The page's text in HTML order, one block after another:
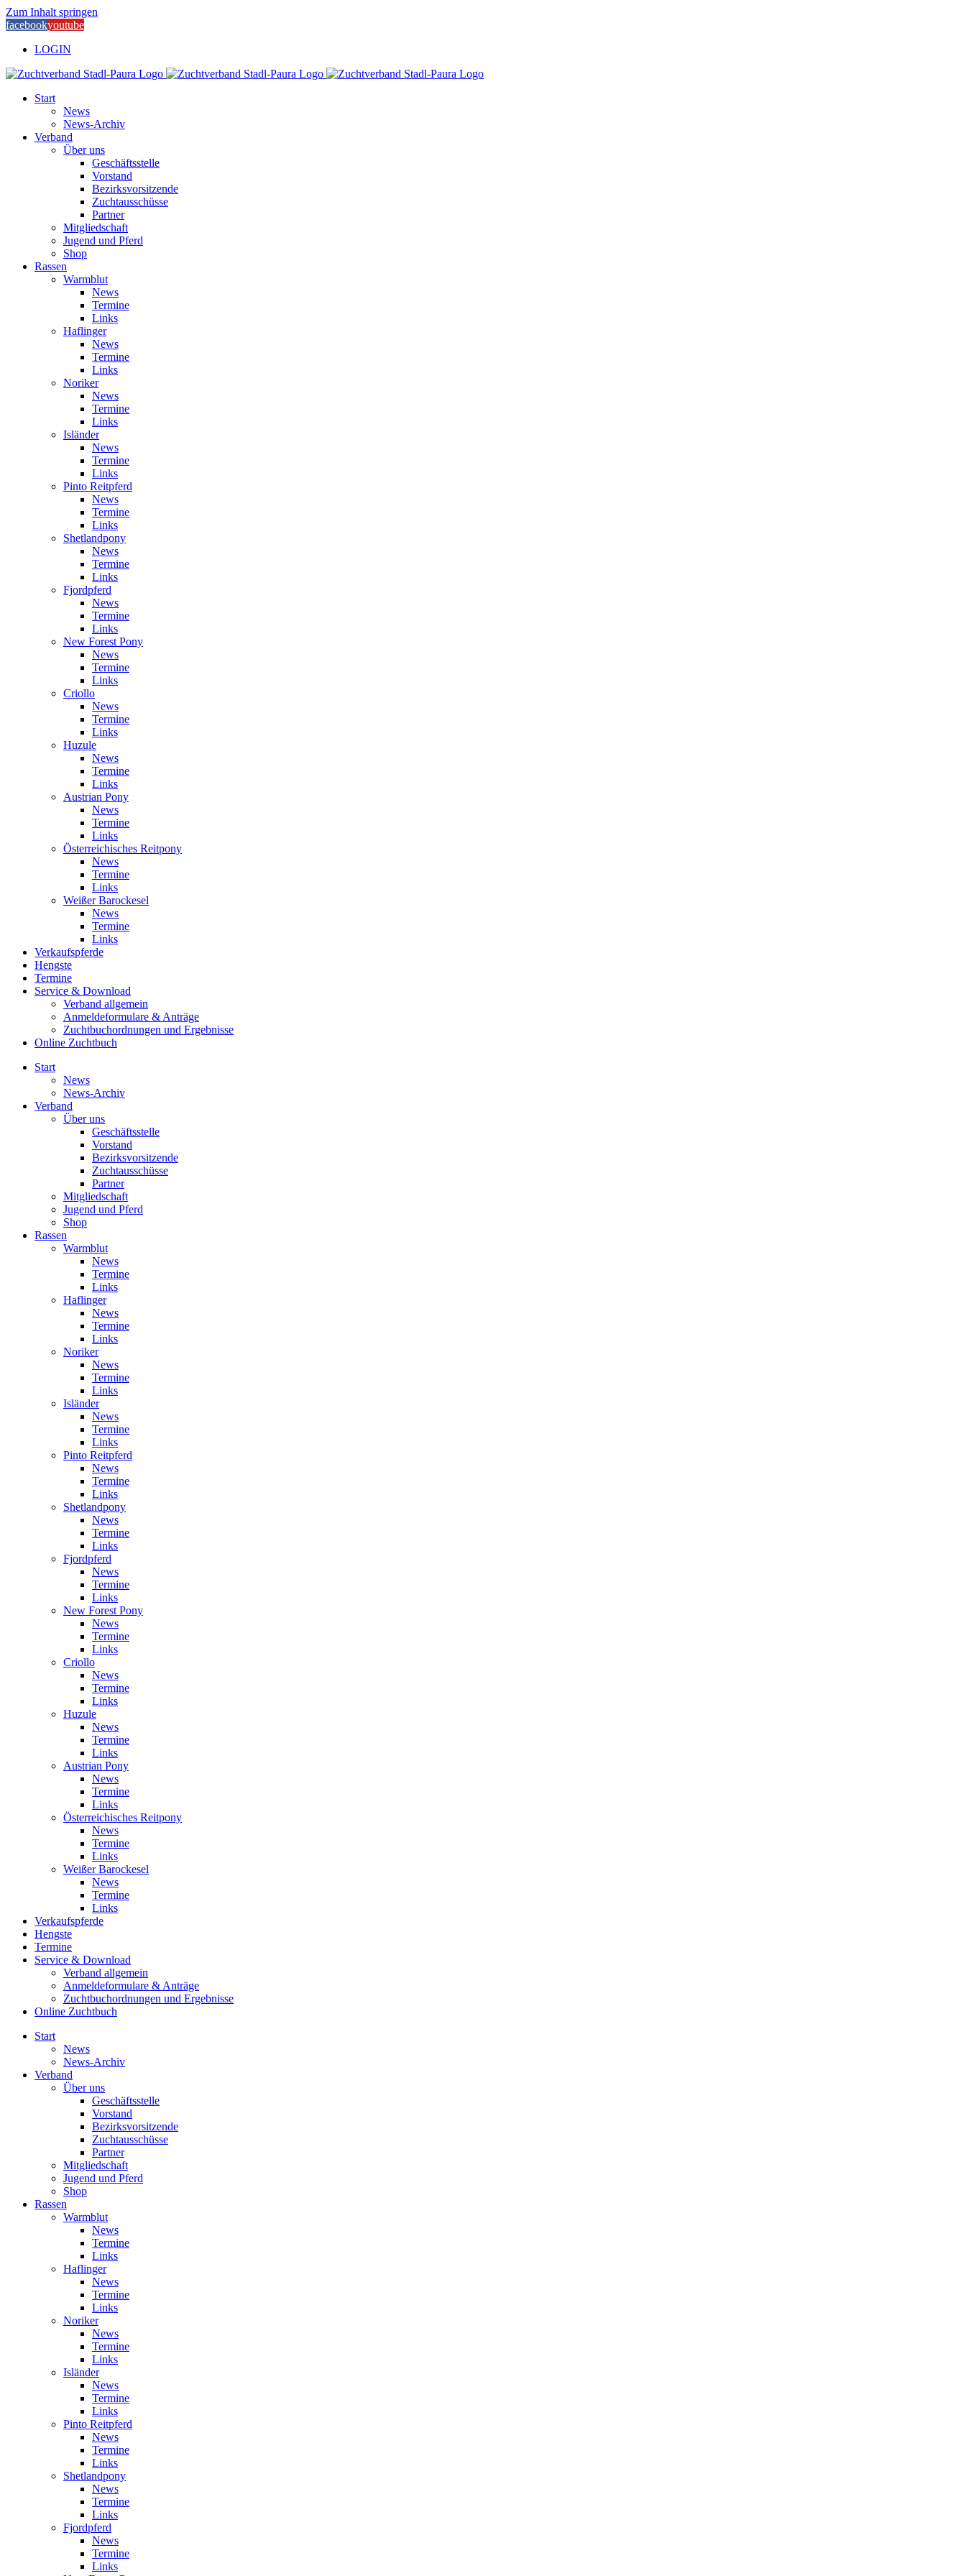
Zum Inhalt springen
facebookyoutube
LOGIN
Start
News
News-Archiv
Verband
Über uns
Geschäftsstelle
Vorstand
Bezirksvorsitzende
Zuchtausschüsse
Partner
Mitgliedschaft
Jugend und Pferd
Shop
Rassen
Warmblut
News
Termine
Links
Haflinger
News
Termine
Links
Noriker
News
Termine
Links
Isländer
News
Termine
Links
Pinto Reitpferd
News
Termine
Links
Shetlandpony
News
Termine
Links
Fjordpferd
News
Termine
Links
New Forest Pony
News
Termine
Links
Criollo
News
Termine
Links
Huzule
News
Termine
Links
Austrian Pony
News
Termine
Links
Österreichisches Reitpony
News
Termine
Links
Weißer Barockesel
News
Termine
Links
Verkaufspferde
Hengste
Termine
Service & Download
Verband allgemein
Anmeldeformulare & Anträge
Zuchtbuchordnungen und Ergebnisse
Online Zuchtbuch
Start
News
News-Archiv
Verband
Über uns
Geschäftsstelle
Vorstand
Bezirksvorsitzende
Zuchtausschüsse
Partner
Mitgliedschaft
Jugend und Pferd
Shop
Rassen
Warmblut
News
Termine
Links
Haflinger
News
Termine
Links
Noriker
News
Termine
Links
Isländer
News
Termine
Links
Pinto Reitpferd
News
Termine
Links
Shetlandpony
News
Termine
Links
Fjordpferd
News
Termine
Links
New Forest Pony
News
Termine
Links
Criollo
News
Termine
Links
Huzule
News
Termine
Links
Austrian Pony
News
Termine
Links
Österreichisches Reitpony
News
Termine
Links
Weißer Barockesel
News
Termine
Links
Verkaufspferde
Hengste
Termine
Service & Download
Verband allgemein
Anmeldeformulare & Anträge
Zuchtbuchordnungen und Ergebnisse
Online Zuchtbuch
Start
News
News-Archiv
Verband
Über uns
Geschäftsstelle
Vorstand
Bezirksvorsitzende
Zuchtausschüsse
Partner
Mitgliedschaft
Jugend und Pferd
Shop
Rassen
Warmblut
News
Termine
Links
Haflinger
News
Termine
Links
Noriker
News
Termine
Links
Isländer
News
Termine
Links
Pinto Reitpferd
News
Termine
Links
Shetlandpony
News
Termine
Links
Fjordpferd
News
Termine
Links